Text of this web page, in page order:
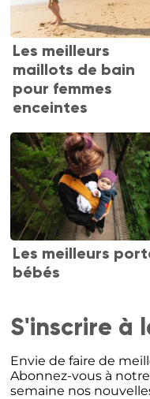
Les meilleurs
maillots de bain
pour femmes
enceintes
Les meilleurs
bébés
S'inscrire à
Envie de faire de
Abonnez-vous à
semaine nos